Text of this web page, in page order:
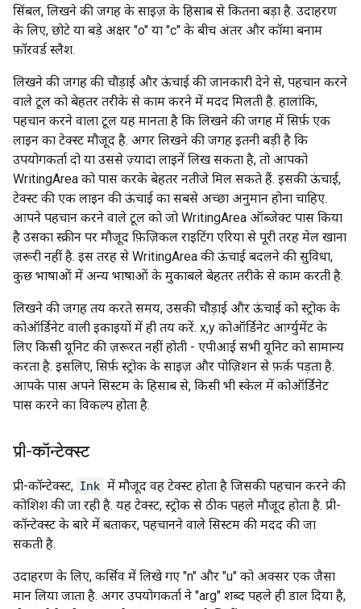
सिंबल, लिखने की जगह के साइज़ के हिसाब से कितना बड़ा है. उदाहरण
के लिए, छोटे या बड़े अक्षर "o" या "c" के बीच अंतर और कॉमा बनाम
फ़ॉरवर्ड स्लैश.
लिखने की जगह की चौड़ाई और ऊंचाई की जानकारी देने से, पहचान करने
वाले टूल को बेहतर तरीके से काम करने में मदद मिलती है. हालांकि,
पहचान करने वाला टूल यह मानता है कि लिखने की जगह में सिर्फ़ एक
लाइन का टेक्स्ट मौजूद है. अगर लिखने की जगह इतनी बड़ी है कि
उपयोगकर्ता दो या उससे ज़्यादा लाइनें लिख सकता है, तो आपको
WritingArea को पास करके बेहतर नतीजे मिल सकते हैं. इसकी ऊंचाई,
टेक्स्ट की एक लाइन की ऊंचाई का सबसे अच्छा अनुमान होना चाहिए.
आपने पहचान करने वाले टूल को जो WritingArea ऑब्जेक्ट पास किया
है उसका स्क्रीन पर मौजूद फ़िज़िकल राइटिंग एरिया से पूरी तरह मेल खाना
ज़रूरी नहीं है. इस तरह से WritingArea की ऊंचाई बदलने की सुविधा,
कुछ भाषाओं में अन्य भाषाओं के मुकाबले बेहतर तरीके से काम करती है.
लिखने की जगह तय करते समय, उसकी चौड़ाई और ऊंचाई को स्ट्रोक के
कोऑर्डिनेट वाली इकाइयों में ही तय करें. x,y कोऑर्डिनेट आर्ग्युमेंट के
लिए किसी यूनिट की ज़रूरत नहीं होती - एपीआई सभी यूनिट को सामान्य
करता है. इसलिए, सिर्फ़ स्ट्रोक के साइज़ और पोज़िशन से फ़र्क़ पड़ता है.
आपके पास अपने सिस्टम के हिसाब से, किसी भी स्केल में कोऑर्डिनेट
पास करने का विकल्प होता है.
प्री-कॉन्टेक्स्ट
प्री-कॉन्टेक्स्ट, Ink में मौजूद वह टेक्स्ट होता है जिसकी पहचान करने की
कोशिश की जा रही है. यह टेक्स्ट, स्ट्रोक से ठीक पहले मौजूद होता है. प्री-
कॉन्टेक्स्ट के बारे में बताकर, पहचानने वाले सिस्टम की मदद की जा
सकती है.
उदाहरण के लिए, कर्सिव में लिखे गए "n" और "u" को अक्सर एक जैसा
मान लिया जाता है. अगर उपयोगकर्ता ने "arg" शब्द पहले ही डाल दिया है,